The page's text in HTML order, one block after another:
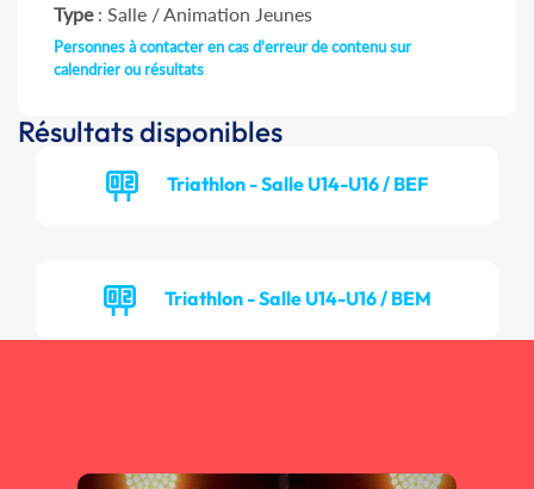
Type: Salle / Animation Jeunes
Personnes à contacter en cas d'erreur de contenu sur
calendrier ou résultats
Résultats disponibles
Triathlon - Salle U14-U16 / BEF
Triathlon - Salle U14-U16 / BEM